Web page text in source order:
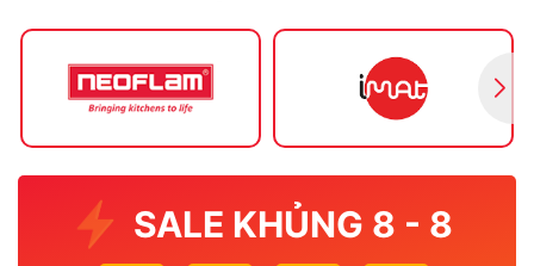
SALE KHỦNG 8 - 8